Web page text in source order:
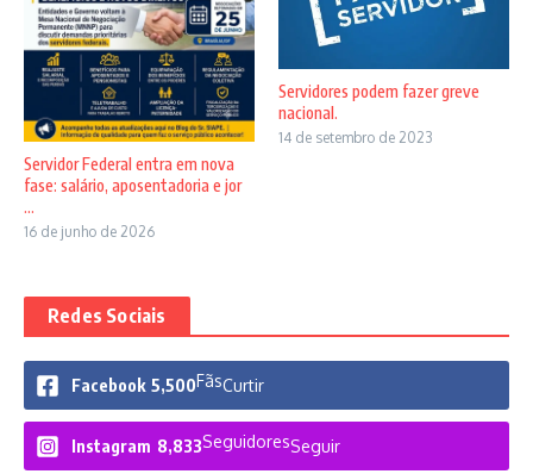
Servidor Federal entra em nova
fase: salário, aposentadoria e jor
...
16 de junho de 2026
Servidores podem fazer greve
nacional.
14 de setembro de 2023
Redes Sociais
Facebook 5,500FãsCurtir
Instagram 8,833SeguidoresSeguir